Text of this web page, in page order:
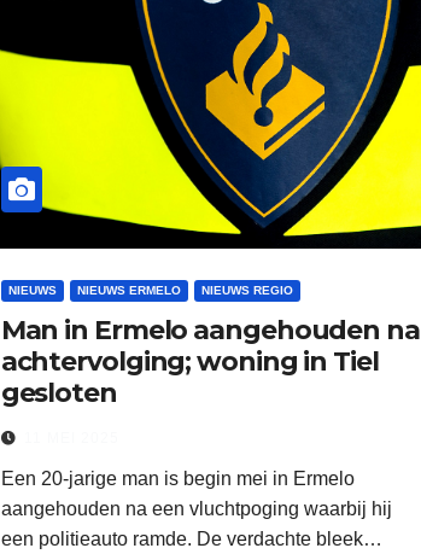
NIEUWS NIEUWS ERMELO NIEUWS REGIO
Man in Ermelo aangehouden na
achtervolging; woning in Tiel
gesloten
Een 20-jarige man is begin mei in Ermelo
aangehouden na een vluchtpoging waarbij hij
een politieauto ramde. De verdachte bleek…